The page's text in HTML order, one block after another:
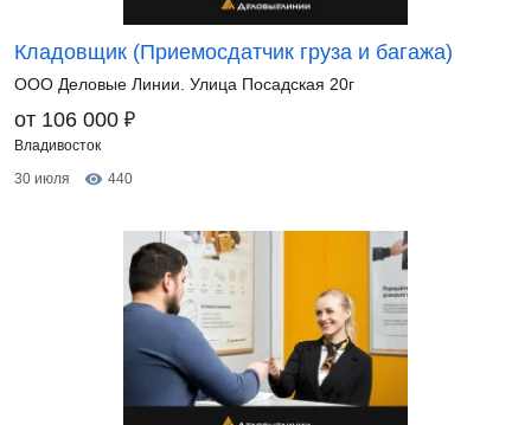
Кладовщик (Приемосдатчик груза и багажа)
ООО Деловые Линии. Улица Посадская 20г
от 106 000 ₽
Владивосток
30 июля
440